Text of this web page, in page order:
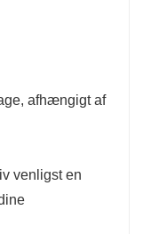
afhængigt af
venligst en